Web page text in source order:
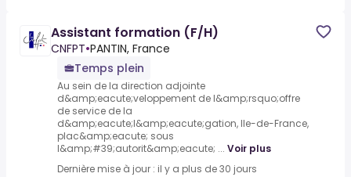
Assistant formation (F/H)
CNFPT•PANTIN, France
Temps plein
Au sein de la direction adjointe
d&amp;eacute;veloppement de l&amp;rsquo;offre
de service de la
d&amp;eacute;l&amp;eacute;gation, Ile-de-France,
plac&amp;eacute; sous
l&amp;#39;autorit&amp;eacute; ... Voir plus
Dernière mise à jour : il y a plus de 30 jours